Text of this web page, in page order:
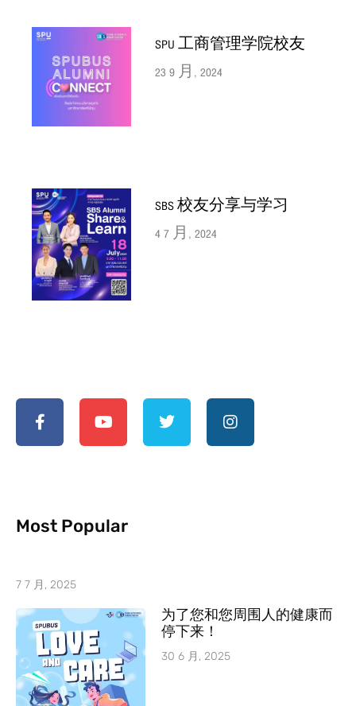
SPU 工商管理学院校友
23 9 月, 2024
SBS 校友分享与学习
4 7 月, 2024
Most Popular
7 7 月, 2025
为了您和您周围人的健康而
停下来！
30 6 月, 2025